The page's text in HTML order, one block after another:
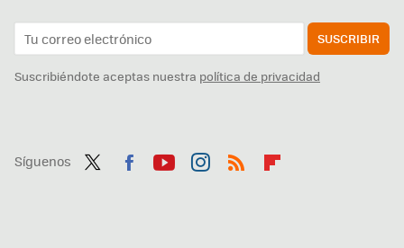
SUSCRIBIR
Suscribiéndote aceptas nuestra política de privacidad
Síguenos